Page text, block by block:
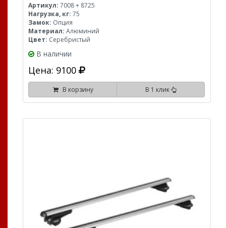
Артикул: 7008 + 8725
Нагрузка, кг: 75
Замок: Опция
Материал: Алюминий
Цвет: Серебристый
В наличии
Цена: 9100
В корзину В 1 клик